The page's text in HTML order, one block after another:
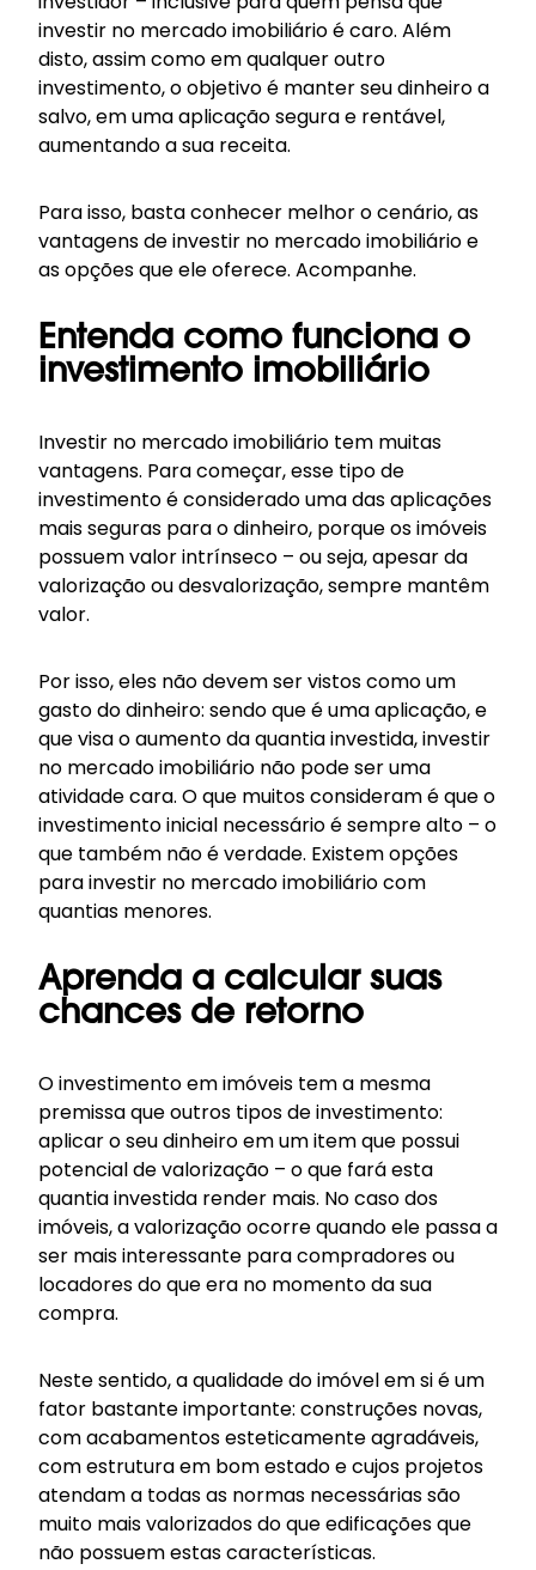
investir no mercado imobiliário é caro. Além
disto, assim como em qualquer outro
investimento, o objetivo é manter seu dinheiro a
salvo, em uma aplicação segura e rentável,
aumentando a sua receita.
Para isso, basta conhecer melhor o cenário, as
vantagens de investir no mercado imobiliário e
as opções que ele oferece. Acompanhe.
Entenda como funciona o
investimento imobiliário
Investir no mercado imobiliário tem muitas
vantagens. Para começar, esse tipo de
investimento é considerado uma das aplicações
mais seguras para o dinheiro, porque os imóveis
possuem valor intrínseco – ou seja, apesar da
valorização ou desvalorização, sempre mantêm
valor.
Por isso, eles não devem ser vistos como um
gasto do dinheiro: sendo que é uma aplicação, e
que visa o aumento da quantia investida, investir
no mercado imobiliário não pode ser uma
atividade cara. O que muitos consideram é que o
investimento inicial necessário é sempre alto – o
que também não é verdade. Existem opções
para investir no mercado imobiliário com
quantias menores.
Aprenda a calcular suas
chances de retorno
O investimento em imóveis tem a mesma
premissa que outros tipos de investimento:
aplicar o seu dinheiro em um item que possui
potencial de valorização – o que fará esta
quantia investida render mais. No caso dos
imóveis, a valorização ocorre quando ele passa a
ser mais interessante para compradores ou
locadores do que era no momento da sua
compra.
Neste sentido, a qualidade do imóvel em si é um
fator bastante importante: construções novas,
com acabamentos esteticamente agradáveis,
com estrutura em bom estado e cujos projetos
atendam a todas as normas necessárias são
muito mais valorizados do que edificações que
não possuem estas características.